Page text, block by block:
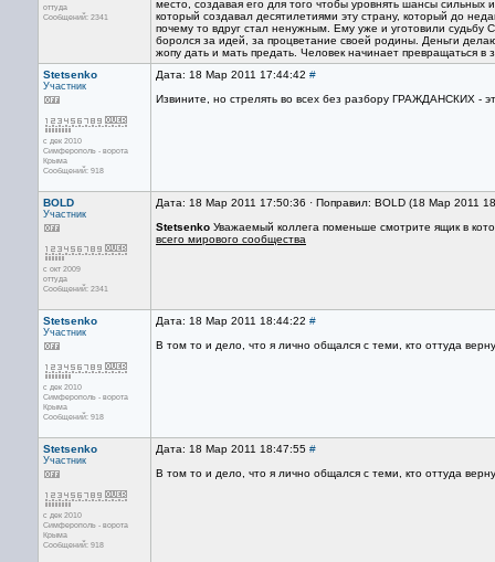
оттуда
Сообщений: 2341
место, создавая его для того чтобы уровнять шансы
который создавал десятилетиями эту страну, который до
почему то вдруг стал ненужным. Ему уже и уготовили
боролся за идей, за процветание своей родины. Деньги
жопу дать и мать предать. Человек начинает превращаться
Stetsenko
Участник
с дек 2010
Симферополь - ворота
Крыма
Сообщений: 918
Дата: 18 Мар 2011 17:44:42 #
Извините, но стрелять во всех без разбору ГРАЖДАНСКИХ -
BOLD
Участник
с окт 2009
оттуда
Сообщений: 2341
Дата: 18 Мар 2011 17:50:36 · Поправил: BOLD (18 Мар 2011
Stetsenko Уважаемый коллега поменьше смотрите ящик в
всего мирового сообщества
Stetsenko
Участник
с дек 2010
Симферополь - ворота
Крыма
Сообщений: 918
Дата: 18 Мар 2011 18:44:22 #
В том то и дело, что я лично общался с теми, кто оттуда
Stetsenko
Участник
с дек 2010
Симферополь - ворота
Крыма
Сообщений: 918
Дата: 18 Мар 2011 18:47:55 #
В том то и дело, что я лично общался с теми, кто оттуда